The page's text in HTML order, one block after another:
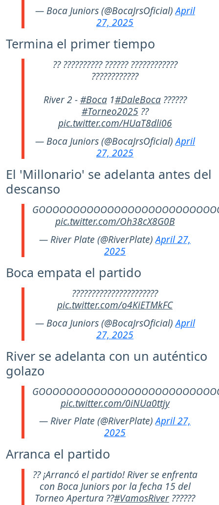
— Boca Juniors (@BocaJrsOficial)April
27, 2025
Termina el primer tiempo
?? ?????????? ?????? ????????????
????????????
River 2 -#Boca1#DaleBoca??????
#Torneo2025??
pic.twitter.com/HUaT8dli06
— Boca Juniors (@BocaJrsOficial)April
27, 2025
El 'Millonario' se adelanta antes del
descanso
pic.twitter.com/Oh38cX8G0B
— River Plate (@RiverPlate)April 27,
2025
Boca empata el partido
??????????????????????
pic.twitter.com/o4KiETMkFC
— Boca Juniors (@BocaJrsOficial)April
27, 2025
River se adelanta con un auténtico
golazo
pic.twitter.com/0iNUa0ttjy
— River Plate (@RiverPlate)April 27,
2025
Arranca el partido
?? ¡Arrancó el partido! River se enfrenta
con Boca Juniors por la fecha 15 del
Torneo Apertura ??#VamosRiver ??????